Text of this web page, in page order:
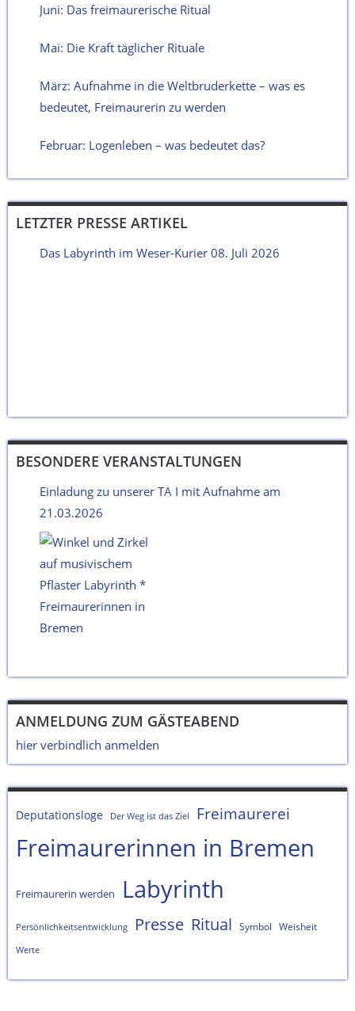
Juni: Das freimaurerische Ritual
Mai: Die Kraft täglicher Rituale
März: Aufnahme in die Weltbruderkette – was es
bedeutet, Freimaurerin zu werden
Februar: Logenleben – was bedeutet das?
LETZTER PRESSE ARTIKEL
Das Labyrinth im Weser-Kurier 08. Juli 2026
BESONDERE VERANSTALTUNGEN
Einladung zu unserer TA I mit Aufnahme am
21.03.2026
ANMELDUNG ZUM GÄSTEABEND
hier verbindlich anmelden
Deputationsloge Der Weg ist das Ziel Freimaurerei
Freimaurerinnen in Bremen
Freimaurerin werden Labyrinth
Persönlichkeitsentwicklung Presse Ritual Symbol Weisheit
Werte